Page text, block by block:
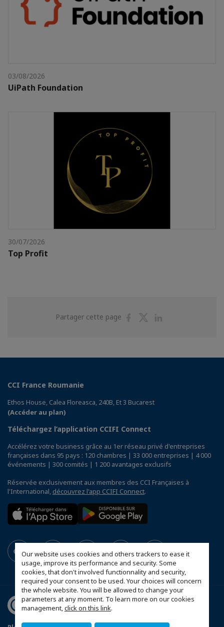
Our website uses cookies and others trackers to ease it
usage, improve its performance and security. Some
cookies, that don't involved functionnality and security,
required your consent to be used. Your choices will concern
the whole website. You will be allowed to change your
parameters at any moment. To learn more on our cookies
management,click on this link.
03/08/2026
UiPath Foundation
30/07/2026
Top Profit
Partager cette page
PartagerPartager
CCI France Roumanie
Ethos House, Calea Floreasca, 240B, Et 3 Bucarest
(Accéder au plan)
Téléchargez l’application CCIFI Connect
Accélérez votre business grâce au 1er réseau privé d'entreprises
françaises dans 95 pays : 120 chambres | 33 000 entreprises | 4 000
événements | 300 comités | 1 200 avantages exclusifs
Réservée exclusivement aux membres des CCI Françaises à
l'International, découvrez l'app CCIFI Connect.